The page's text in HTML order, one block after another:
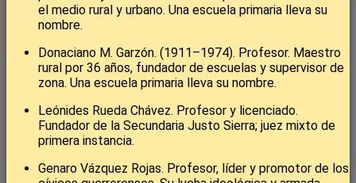
el medio rural y urbano. Una escuela primaria lleva su
nombre.
Donaciano M. Garzón. (1911–1974). Profesor. Maestro
rural por 36 años, fundador de escuelas y supervisor de
zona. Una escuela primaria lleva su nombre.
Leónides Rueda Chávez. Profesor y licenciado.
Fundador de la Secundaria Justo Sierra; juez mixto de
primera instancia.
Genaro Vázquez Rojas. Profesor, líder y promotor de los